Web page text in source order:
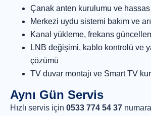
Çanak anten kurulumu ve hassas
Merkezi uydu sistemi bakım ve
Kanal yükleme, frekans
LNB değişimi, kablo kontrolü ve
çözümü
TV duvar montajı ve Smart TV
Aynı Gün Servis
Hızlı servis için 0533 774 54 37